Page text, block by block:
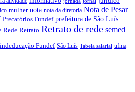
jornada jornal
mulher nota nota da diretoria Nota de Pesar
Precatórios Fundef prefeitura de São Luís
Rede Retrato Retrato de rede semed
Fundef São Luís Tabela salarial ufma